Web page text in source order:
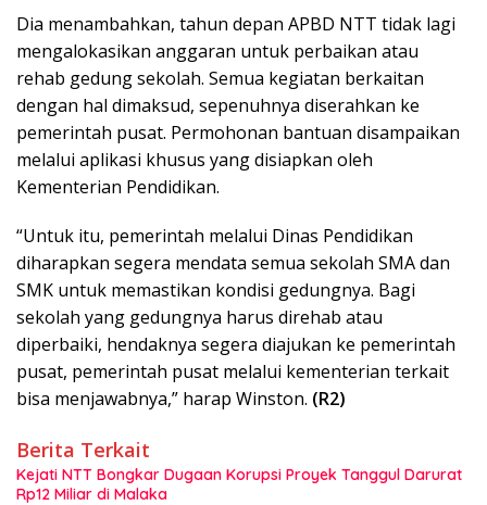
Dia menambahkan, tahun depan APBD NTT tidak lagi
mengalokasikan anggaran untuk perbaikan atau
rehab gedung sekolah. Semua kegiatan berkaitan
dengan hal dimaksud, sepenuhnya diserahkan ke
pemerintah pusat. Permohonan bantuan disampaikan
melalui aplikasi khusus yang disiapkan oleh
Kementerian Pendidikan.
“Untuk itu, pemerintah melalui Dinas Pendidikan
diharapkan segera mendata semua sekolah SMA dan
SMK untuk memastikan kondisi gedungnya. Bagi
sekolah yang gedungnya harus direhab atau
diperbaiki, hendaknya segera diajukan ke pemerintah
pusat, pemerintah pusat melalui kementerian terkait
bisa menjawabnya,” harap Winston. (R2)
Berita Terkait
Kejati NTT Bongkar Dugaan Korupsi Proyek Tanggul Darurat
Rp12 Miliar di Malaka